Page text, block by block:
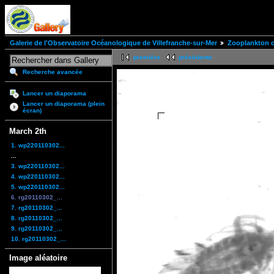
Galerie de l'Observatoire Océanologique de Villefranche-sur-Mer Zooplankton
Recherche avancée
Lancer un diaporama
Lancer un diaporama (plein
écran)
March 2th
1. wp220110302...
3. wp220110302...
4. wp220110302...
5. wp220110302...
6. rg20110302_...
7. rg20110302_...
8. rg20110302_...
9. rg20110302_...
10. rg20110302_...
Image aléatoire
première précédente